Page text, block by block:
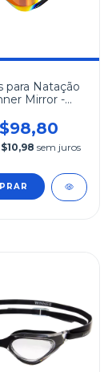
para Natação
Mirror -
sem juros